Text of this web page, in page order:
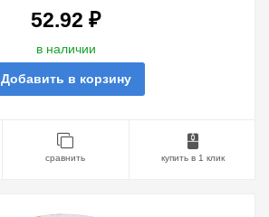
52.92 ₽
в наличии
Добавить в корзину
сравнить купить в 1 клик